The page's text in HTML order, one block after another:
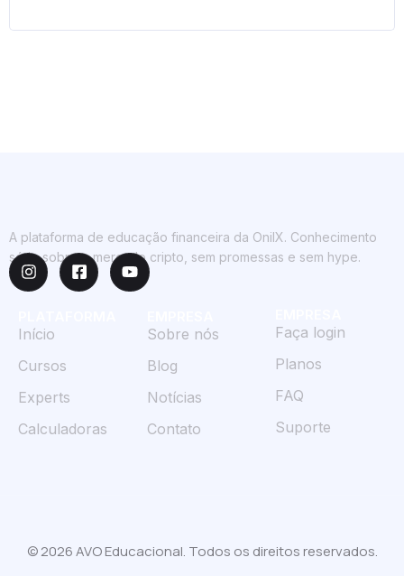
A plataforma de educação financeira da OnilX. Conhecimento
sério sobre o mercado cripto, sem promessas e sem hype.
Início
Cursos
Experts
Calculadoras
Sobre nós
Blog
Notícias
Contato
Faça login
Planos
FAQ
Suporte
© 2026 AVO Educacional. Todos os direitos reservados.